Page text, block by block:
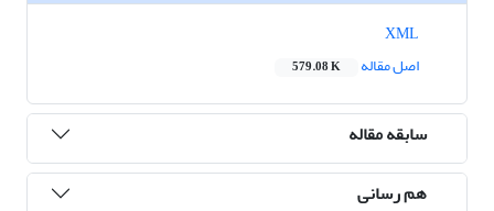
اصل مقاله
579.08 K
سابقه مقاله
هم رسانی